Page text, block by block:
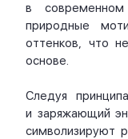
в современном
природные
оттенков, что
основе.
Следуя
и заряжающий
символизируют